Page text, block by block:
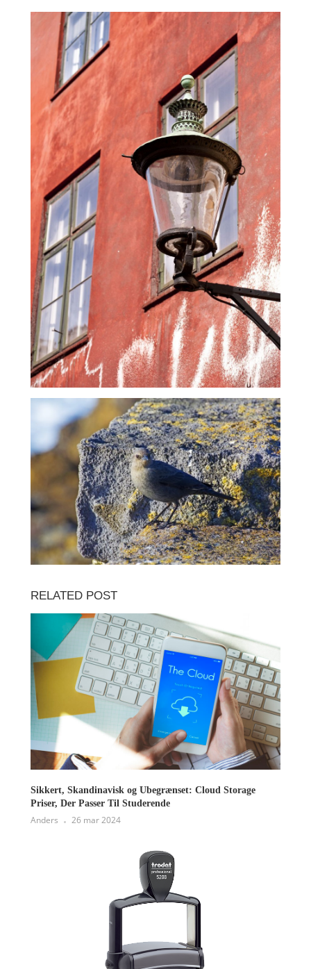
RELATED POST
Sikkert, Skandinavisk og Ubegrænset: Cloud Storage
Priser, Der Passer Til Studerende
Anders 26 mar 2024